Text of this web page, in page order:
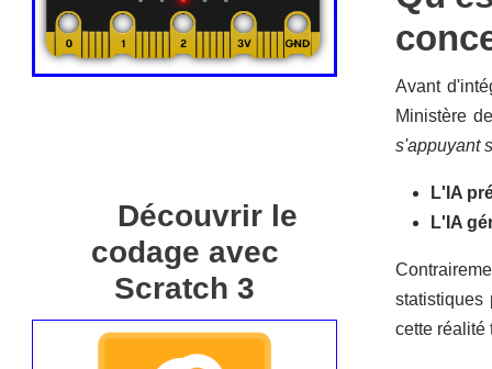
Découvrir le
codage avec
Scratch 3
Avant
Ministère
s'appuyant
L'IA
L'IA
statistiques
cette réalité